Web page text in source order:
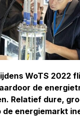
WoTS 2022
de
Relatief dure,
energiemarkt